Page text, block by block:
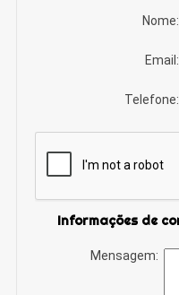
Nome:
Email:
Telefone:
Informações de
Mensagem: